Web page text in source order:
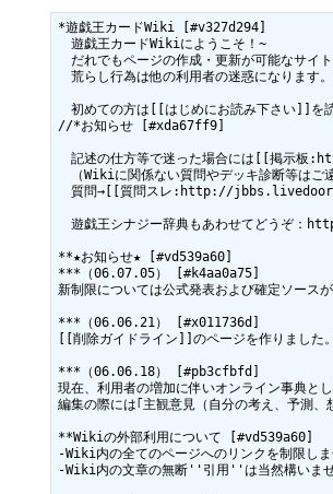
*遊戯王カードWiki [#v327d294]
遊戯王カードWikiにようこそ！~
だれでもページの作成・更新が可能なサイ
荒らし行為は他の利用者の迷惑になります
初めての方は[[はじめにお読み下さい]]を読
//*お知らせ [#xda67ff9]
記述の仕方等で迷った場合には[[掲
（Wikiに関係ない質問やデッキ診断等はご
質問→[[質問スレ:http://
遊戯王シナジー辞典もあわせてどうぞ
**★お知らせ★ [#vd539a60]
***（06.07.05） [#k4aa0a75]
新制限については公式発表および確定ソース
***（06.06.21） [#x011736d]
[[削除ガイドライン]]のページを作りました
***（06.06.18） [#pb3cfbfd]
現在、利用者の増加に伴いオンライン事典と
編集の際には｢主観意見（自分の考え、予測
**Wikiの外部利用について [#vd539a60]
-Wiki内の全てのページへのリンクを制限しま
-Wiki内の文章の無断''引用''は当然構いま